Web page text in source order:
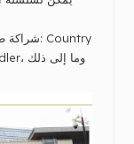
شراكة
Road، وCrate and Barrel، وJonathan Adler، وما إلى ذلك